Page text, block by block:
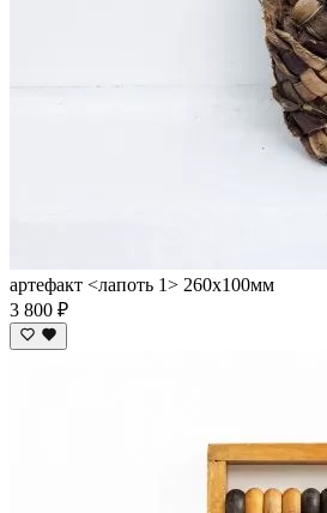
артефакт <лапоть 1> 260х100мм
3 800 ₽